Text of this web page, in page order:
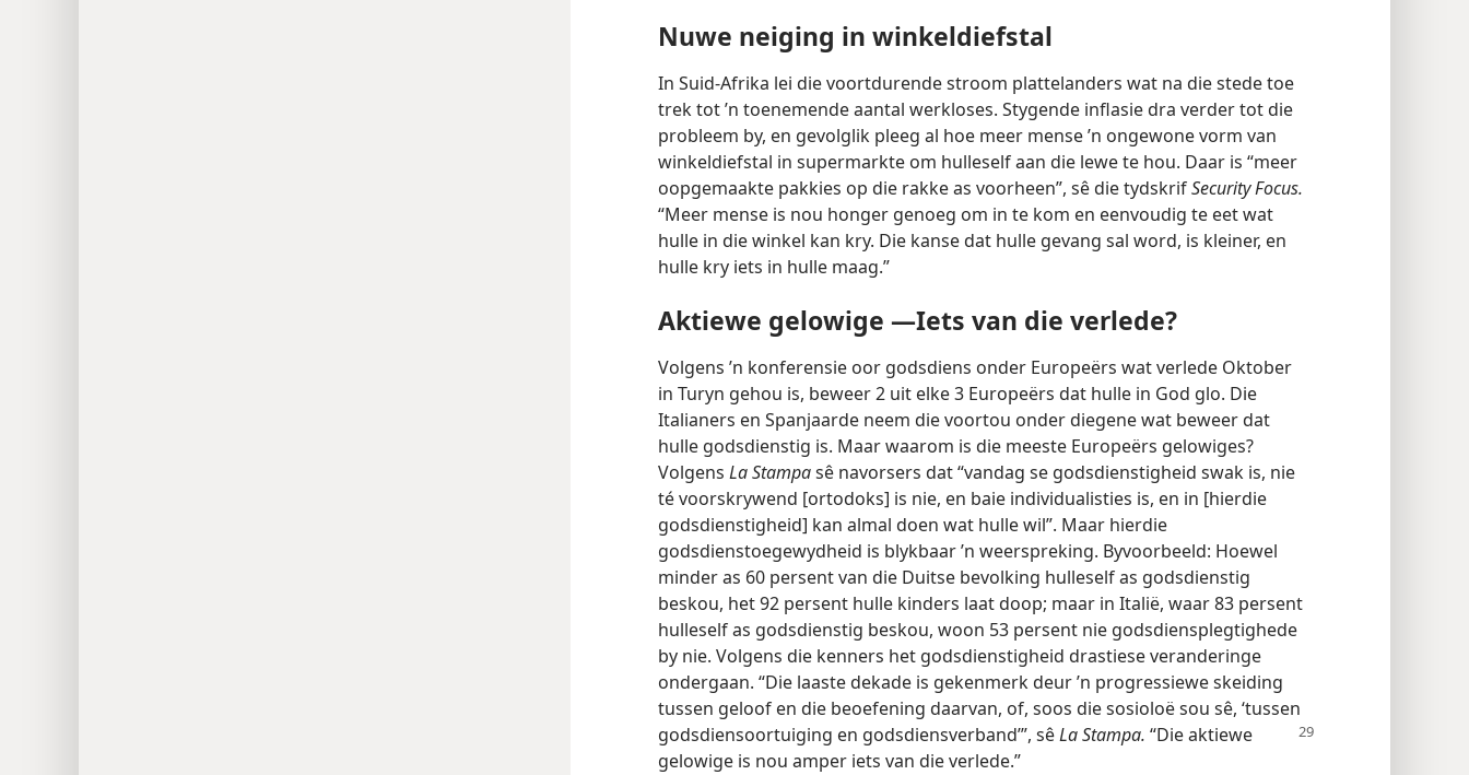
Nuwe neiging in winkeldiefstal
In Suid-Afrika lei die voortdurende stroom plattelanders wat na die stede toe
trek tot ’n toenemende aantal werkloses. Stygende inflasie dra verder tot die
probleem by, en gevolglik pleeg al hoe meer mense ’n ongewone vorm van
winkeldiefstal in supermarkte om hulleself aan die lewe te hou. Daar is “meer
oopgemaakte pakkies op die rakke as voorheen”, sê die tydskrifSecurity Focus.
“Meer mense is nou honger genoeg om in te kom en eenvoudig te eet wat
hulle in die winkel kan kry. Die kanse dat hulle gevang sal word, is kleiner, en
hulle kry iets in hulle maag.”
Aktiewe gelowige —Iets van die verlede?
Volgens ’n konferensie oor godsdiens onder Europeërs wat verlede Oktober
in Turyn gehou is, beweer 2 uit elke 3 Europeërs dat hulle in God glo. Die
Italianers en Spanjaarde neem die voortou onder diegene wat beweer dat
hulle godsdienstig is. Maar waarom is die meeste Europeërs gelowiges?
Volgens La Stampasê navorsers dat “vandag se godsdienstigheid swak is, nie
té voorskrywend [ortodoks] is nie, en baie individualisties is, en in [hierdie
godsdienstigheid] kan almal doen wat hulle wil”. Maar hierdie
godsdienstoegewydheid is blykbaar ’n weerspreking. Byvoorbeeld: Hoewel
minder as 60 persent van die Duitse bevolking hulleself as godsdienstig
beskou, het 92 persent hulle kinders laat doop; maar in Italië, waar 83 persent
hulleself as godsdienstig beskou, woon 53 persent nie godsdiensplegtighede
by nie. Volgens die kenners het godsdienstigheid drastiese veranderinge
ondergaan. “Die laaste dekade is gekenmerk deur ’n progressiewe skeiding
tussen geloof en die beoefening daarvan, of, soos die sosioloë sou sê, ‘tussen
godsdiensoortuiging en godsdiensverband’”, sêLa Stampa. “Die aktiewe
gelowige is nou amper iets van die verlede.”